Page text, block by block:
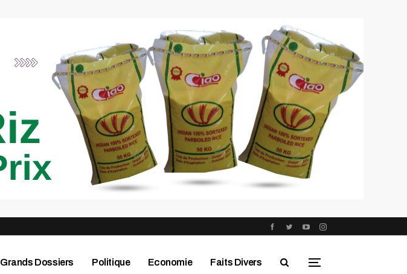
Grands Dossiers Politique Economie Faits Divers